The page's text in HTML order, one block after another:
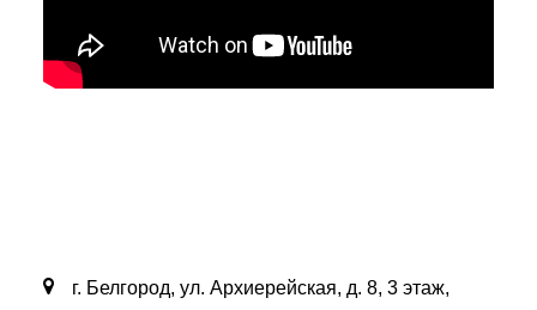
г. Белгород, ул. Архиерейская, д. 8, 3 этаж,